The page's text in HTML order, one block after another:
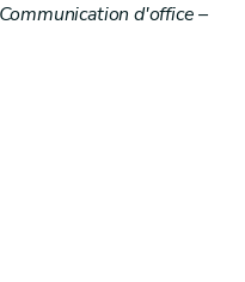
d'office –